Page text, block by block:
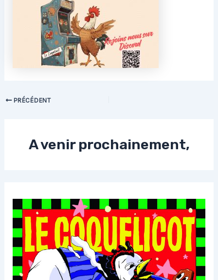
PRÉCÉDENT
A venir prochainement,